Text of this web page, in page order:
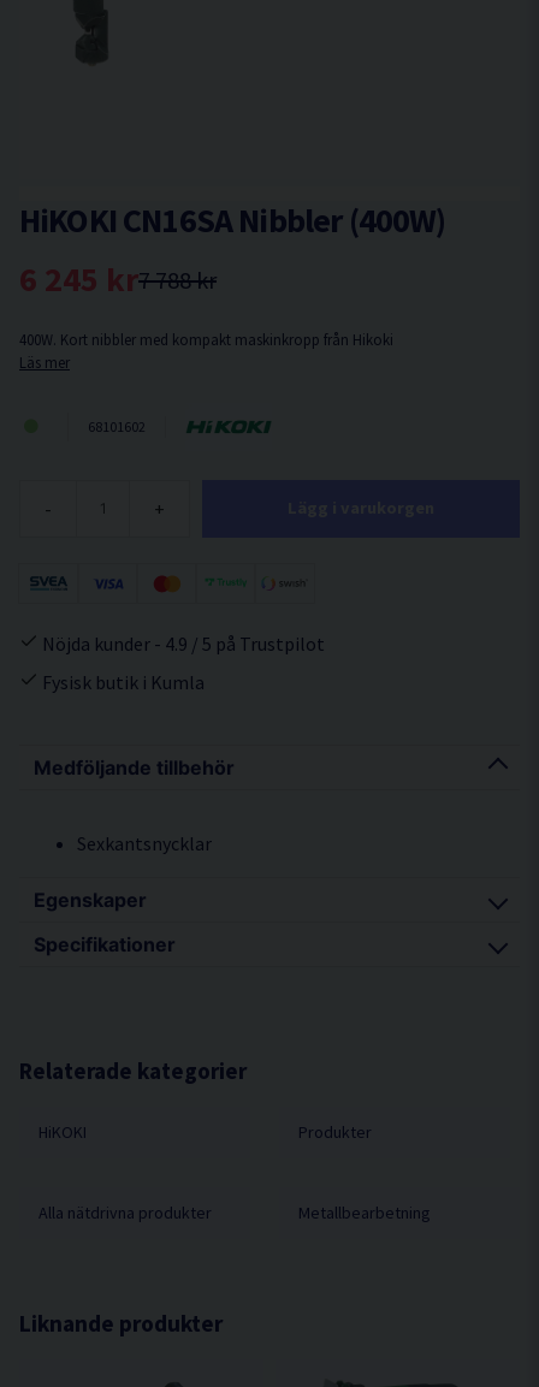
Medföljande tillbehör
Sexkantsnycklar
Egenskaper
Kort och kompakt maskinkropp
Klippriktning inställbar i tre olika lägen
Ren och gradfri klippning
Specifikationer
Kapacitet i rostfritt stål 1,2 mm (600 Nm /mm²)
Minsta skärradie 40 mm
Slagtal obelastad 2.300 /min
Ljudeffekt dB(A) 90,0
Relaterade kategorier
HiKOKI Produkter
Alla nätdrivna produkter Metallbearbetning
HiKOKI CN16SA Nibbler (400W)
7 788 kr
6 245 kr
400W. Kort nibbler med kompakt maskinkropp från Hikoki
Läs mer
68101602
- +
Nöjda kunder - 4.9 / 5 på Trustpilot
Fysisk butik i Kumla
Liknande produkter